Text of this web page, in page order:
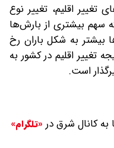
تغییر اقلیم، تغییر نوع
سهم بیشتری از بارش‌ها
بیشتر به شکل باران رخ
تغییر اقلیم در کشور به
است.
به کانال شرق در «تلگرام»